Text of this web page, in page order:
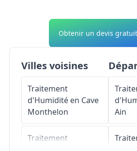
Obtenir un devis
Villes voisines
Traitement
d'Humidité en Cave
Monthelon
Traitement
Ain